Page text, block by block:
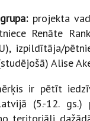
projekta
Renāte
izpildītāja/
Alise
ir pētīt
(5.-12. gs.)